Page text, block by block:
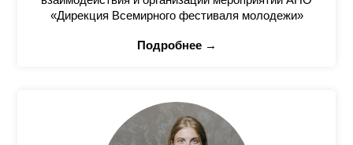
«Дирекция Всемирного фестиваля молодежи»
Подробнее →